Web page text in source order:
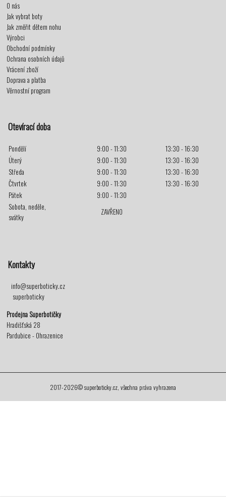
O nás
Jak vybrat boty
Jak změřit dětem nohu
Výrobci
Obchodní podmínky
Ochrana osobních údajů
Vrácení zboží
Doprava a platba
Věrnostní program
Otevírací doba
Pondělí 9:00 - 11:30
13:30 - 16:30
Úterý
9:00 - 11:30
13:30 - 16:30
Středa
9:00 - 11:30
13:30 - 16:30
Čtvrtek
9:00 - 11:30
13:30 - 16:30
Pátek
9:00 - 11:30
Sobota, neděle,
svátky
ZAVŘENO
Kontakty
info@superboticky.cz
superboticky
Prodejna Superbotičky
Hradišťská 28
Pardubice - Ohrazenice
2017-2026© superboticky.cz, všechna práva vyhrazena